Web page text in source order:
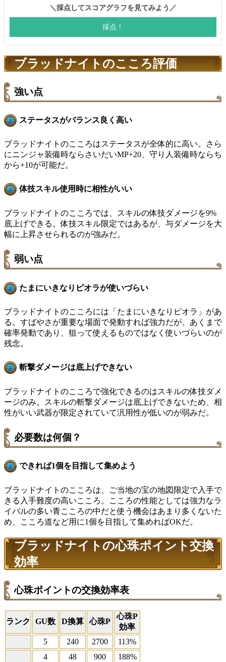
ブラッドナイトのこころ評価
強い点
ステータスがバランス良く高い
ブラッドナイトのこころはステータスが全体的に高い。さら
にニンジャ装備時ならさいだいMP+20、守り人装備時ならち
から+10が可能だ。
体技スキル使用時に相性がいい
ブラッドナイトのこころでは、スキルの体技ダメージを9%
底上げできる。体技スキル限定ではあるが、与ダメージを大
幅に上昇させられるのが強みだ。
弱い点
たまにいきなりピオラが使いづらい
ブラッドナイトのこころには「たまにいきなりピオラ」があ
る。すばやさが重要な場面で発動すれば強力だが、あくまで
確率発動であり、狙って使えるものではなく使いづらいのが
残念。
斬撃ダメージは底上げできない
ブラッドナイトのこころで強化できるのはスキルの体技ダメ
ージのみ。スキルの斬撃ダメージは底上げできないため、相
性がいい武器が限定されていて汎用性が低いのが弱みだ。
必要数は何個？
できれば1個を目指して集めよう
ブラッドナイトのこころは、ご当地の宝の地図限定で入手で
きる入手難度の高いこころ。こころの性能としては強力なラ
イバルの多い青こころの中だと使う機会はあまり多くないた
め、こころ道など用に1個を目指して集めればOKだ。
ブラッドナイトの心珠ポイント交換
効率
心珠ポイントの交換効率表
ランク GU数 D換算 心珠P
心珠P
効率
5
240 2700
113%
4
48 900
188%